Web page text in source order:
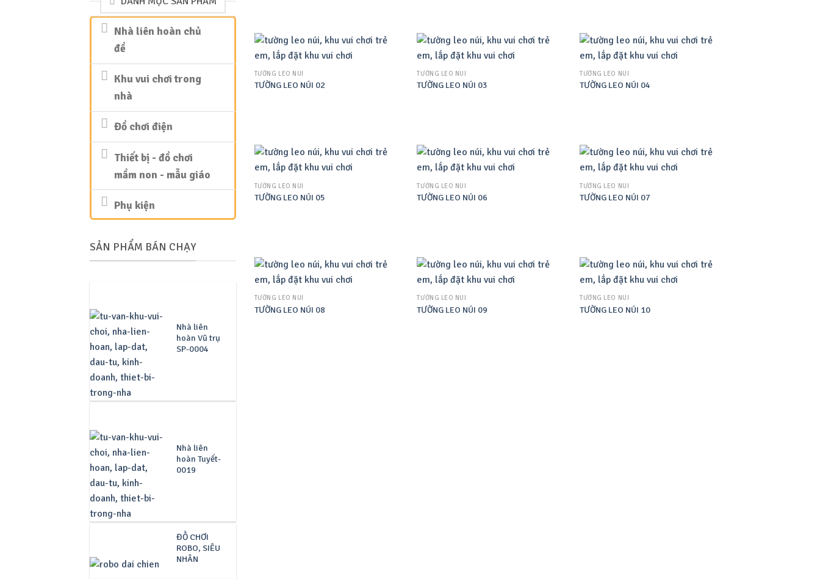
Nhà liên hoàn chủ
đề
Khu vui chơi trong
nhà
Đồ chơi điện
Thiết bị - đồ chơi
mầm non - mẫu giáo
Phụ kiện
SẢN PHẨM BÁN CHẠY
Nhà liên
hoàn Vũ trụ
SP-0004
Nhà liên
hoàn Tuyết-
0019
ĐỒ CHƠI
ROBO, SIÊU
NHÂN
TƯỜNG LEO NÚI
TƯỜNG LEO NÚI 02
TƯỜNG LEO NÚI
TƯỜNG LEO NÚI 03
TƯỜNG LEO NÚI
TƯỜNG LEO NÚI 04
TƯỜNG LEO NÚI
TƯỜNG LEO NÚI 05
TƯỜNG LEO NÚI
TƯỜNG LEO NÚI 06
TƯỜNG LEO NÚI
TƯỜNG LEO NÚI 07
TƯỜNG LEO NÚI
TƯỜNG LEO NÚI 08
TƯỜNG LEO NÚI
TƯỜNG LEO NÚI 09
TƯỜNG LEO NÚI
TƯỜNG LEO NÚI 10